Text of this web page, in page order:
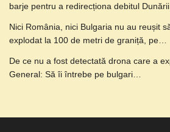
barje pentru a redirecționa debitul Dunării.
Nici România, nici Bulgaria nu au reușit
explodat la 100 de metri de graniță, pe…
De ce nu a fost detectată drona care a
General: Să îi întrebe pe bulgari…